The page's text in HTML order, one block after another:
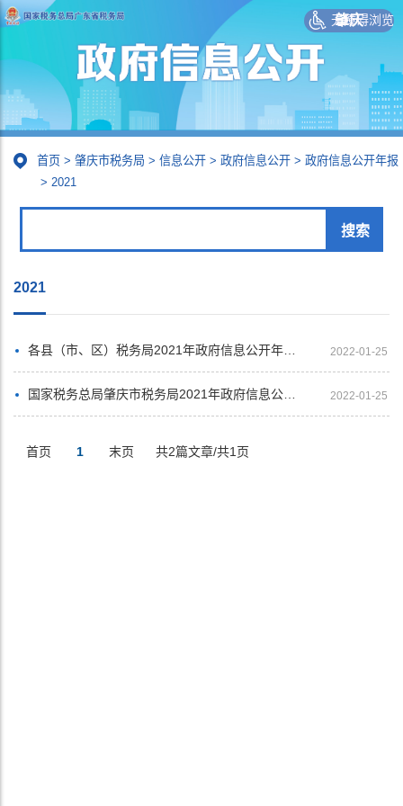
肇庆
无障碍浏览
首页 > 肇庆市税务局 > 信息公开 > 政府信息公开 > 政府信息公开年报
> 2021
2021
各县（市、区）税务局2021年政府信息公开年度报告汇总展示 2022-01-25
国家税务总局肇庆市税务局2021年政府信息公开年度报告 2022-01-25
首页 1 末页 共2篇文章/共1页